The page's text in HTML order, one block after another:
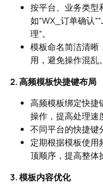
按平台、业务类型
如“WX_订单确认
理”。
模板命名简洁清晰
用，避免操作混乱。
2. 高频模板快捷键布局
高频模板绑定快捷
操作，提高处理速
不同平台的快捷键
定期根据模板使用
顶顺序，提高整体
3. 模板内容优化